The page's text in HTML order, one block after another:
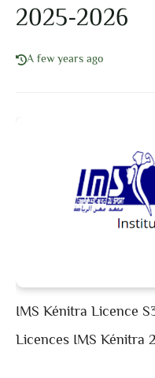
2025-2026
A few years ago
IMS Kénitra Licence
Licences IMS Kénitra